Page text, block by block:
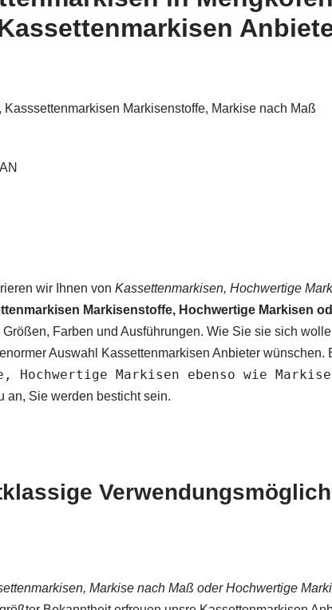
Markisenstoffe, Markise nach Maß
wir Ihnen von Kassettenmarkisen, Hochwertige
Markisenstoffe, Hochwertige Markisen
Farben und Ausführungen. Wie Sie sie sich
Auswahl Kassettenmarkisen Anbieter wünschen.
Hochwertige Markisen ebenso wie Markise
an, Sie werden besticht sein.
Markise nach Maß oder Hochwertige